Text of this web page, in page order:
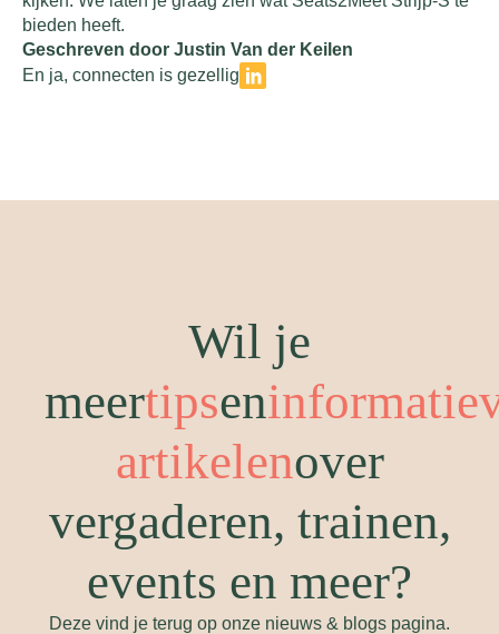
bieden heeft.
Geschreven door Justin Van der Keilen
En ja, connecten is gezellig
Wil je
meertipsen
artikelenover
vergaderen, trainen,
events en meer?
Deze vind je terug op onze nieuws & blogs pagina.